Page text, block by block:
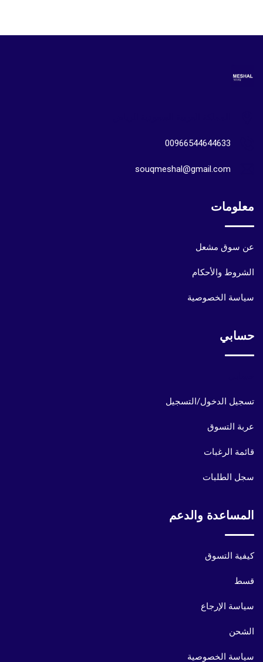
00966544644633
souqmeshal@gmail.com
معلومات
عن سوق مشعل
الشروط والأحكام
سياسة الخصوصية
حسابي
تسجيل الدخول/التسجيل
عربة التسوق
قائمة الرغبات
سجل الطلبات
المساعدة والدعم
كيفية التسوق
قسط
سياسة الإرجاع
الشحن
سياسة الخصوصية